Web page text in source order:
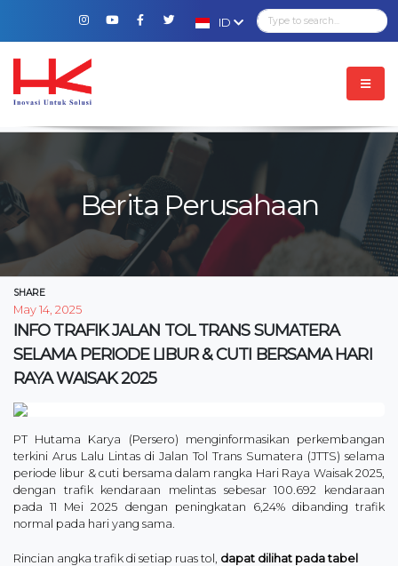
ID
Berita Perusahaan
SHARE
May 14, 2025
INFO TRAFIK JALAN TOL TRANS SUMATERA
SELAMA PERIODE LIBUR & CUTI BERSAMA HARI
RAYA WAISAK 2025
PT Hutama Karya (Persero) menginformasikan perkembangan
terkini Arus Lalu Lintas di Jalan Tol Trans Sumatera (JTTS) selama
periode libur & cuti bersama dalam rangka Hari Raya Waisak 2025,
dengan trafik kendaraan melintas sebesar 100.692 kendaraan
pada 11 Mei 2025 dengan peningkatan 6,24% dibanding trafik
normal pada hari yang sama.
Rincian angka trafik di setiap ruas tol, dapat dilihat pada tabel